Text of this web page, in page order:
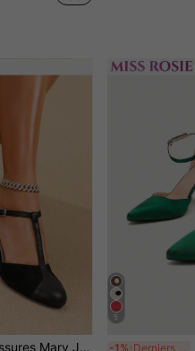
[MISS ROSIE] Chaussures Mary Jane élégantes pour femmes avec boucle ronde décorative, bout rond, tige basse, talon épais et haut, fermeture à boucle facile à porter, convient pour fête/mariage/Noël/trajet bureau/printemps & automne/talons hauts noirs/chaussures confortables pour femmes/étiquette d'affaires/vacances/chaussures formelles pour femmes printemps & été/chaussures de mariée/chaussures assorties à robe moulante Y2K
5
-1% Derniers 3 jours